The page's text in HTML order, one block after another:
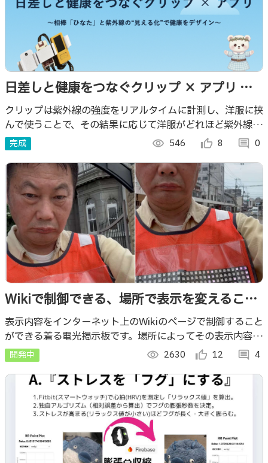
日差しと健康をつなぐクリップ × アプリ 〜
相棒「ひなた」と紫外線の“見える化”で健康
をデザイン〜
クリップは紫外線の強度をリアルタイムに計測し、洋服に挟
んで使うことで、その結果に応じて洋服がどれほど紫外線を
防いでいるかをアプリ上のキャラクター「ひなた」が表情や
ゲージでわかりやすく可視化します。
完成 visibility 546 thumb_up_alt 8 comment 0
Wikiで制御できる、場所で表示を変えること
ができる、LINEもOK、着る電光掲示板（走
るのもOK）
表示内容をインターネット上のWikiのページで制御すること
ができる着る電光掲示板です。場所によってその表示内容を
変えることもできます。着て走ることもできます。2025年7
月22日LINEと連携しました
開発中 visibility 2630 thumb_up_alt 12 comment 4